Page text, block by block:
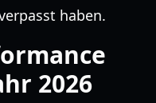
haben.
2026